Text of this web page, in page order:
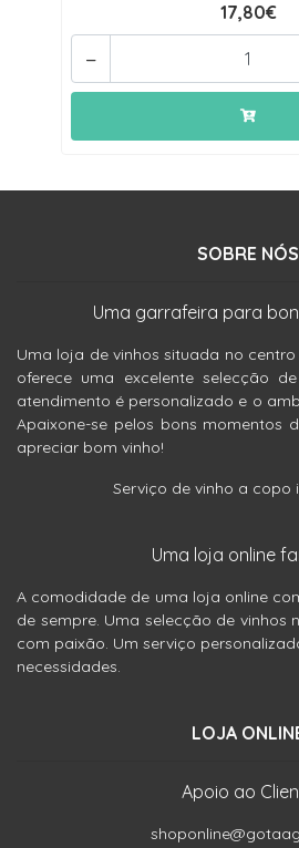
17,80€
-
SOBRE NÓS
Uma garrafeira para
Uma loja de vinhos situada no
oferece uma excelente selecção
atendimento é personalizado e o
Apaixone-se pelos bons momentos
apreciar bom vinho!
Serviço de vinho a copo
Uma loja online
A comodidade de uma loja online
de sempre. Uma selecção de vinhos
com paixão. Um serviço
necessidades.
LOJA
Apoio ao